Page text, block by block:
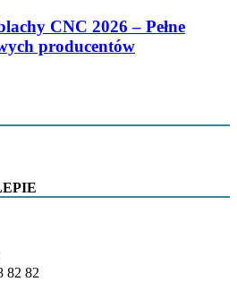
CNC 2026 – Pełne
producentów
82 82